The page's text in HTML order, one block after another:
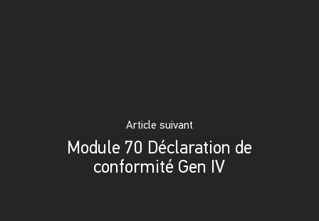
Article suivant
Module 70 Déclaration de
conformité Gen IV